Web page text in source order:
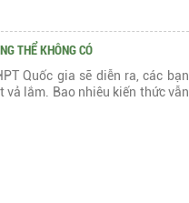
THỂ KHÔNG CÓ
Quốc gia sẽ diễn ra, các bạn
vả lắm. Bao nhiêu kiến thức vẫn